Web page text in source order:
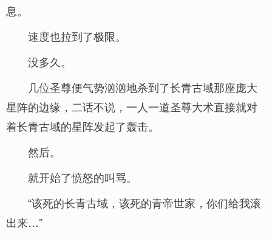
息。
速度也拉到了极限。
没多久。
几位圣尊便气势汹汹地杀到了长青古域那座庞大
星阵的边缘，二话不说，一人一道圣尊大术直接就对
着长青古域的星阵发起了轰击。
然后。
就开始了愤怒的叫骂。
“该死的长青古域，该死的青帝世家，你们给我滚
出来…”